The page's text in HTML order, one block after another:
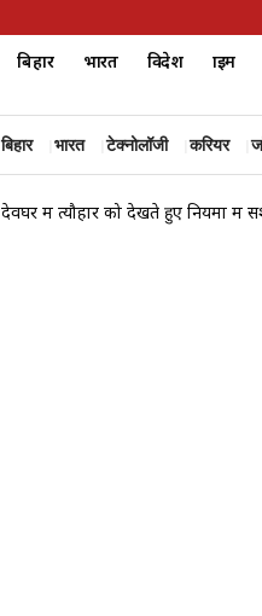
बिहार भारत विदेश क्राइम
बिहार भारत टेक्नोलॉजी करियर
देवघर में त्यौहार को देखते हुए नियमों में सशर्त